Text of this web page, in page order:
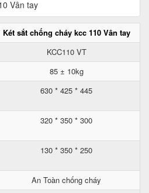
Két sắt chống cháy kcc 110 Vân tay
KCC110 VT
85 ± 10kg
630 * 425 * 445
320 * 350 * 300
130 * 350 * 250
An Toàn chống cháy